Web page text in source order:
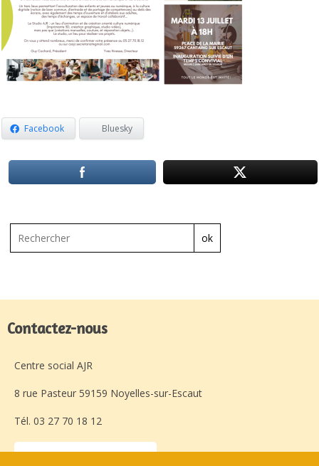
Facebook Bluesky
ok
Contactez-nous
Centre social AJR
8 rue Pasteur 59159 Noyelles-sur-Escaut
Tél. 03 27 70 18 12
Laissez-nous un message